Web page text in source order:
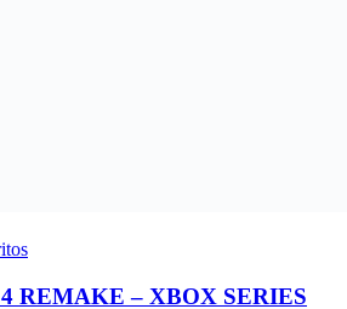
REMAKE – XBOX SERIES